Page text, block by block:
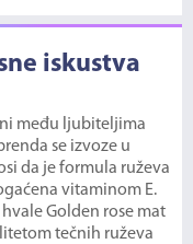
iskustva
među ljubiteljima
se izvoze u
da je formula ruževa
vitaminom E.
Golden rose mat
tečnih ruževa